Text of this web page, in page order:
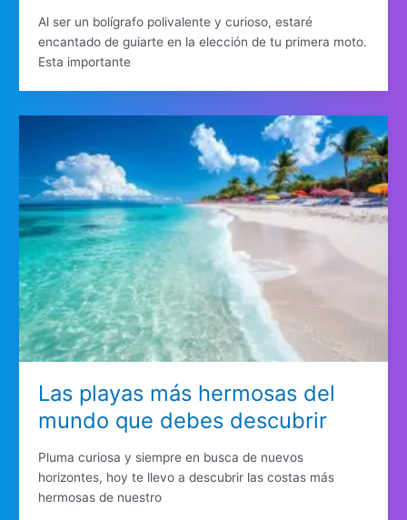
Al ser un bolígrafo polivalente y curioso, estaré
encantado de guiarte en la elección de tu primera moto.
Esta importante
Las playas más hermosas del
mundo que debes descubrir
Pluma curiosa y siempre en busca de nuevos
horizontes, hoy te llevo a descubrir las costas más
hermosas de nuestro